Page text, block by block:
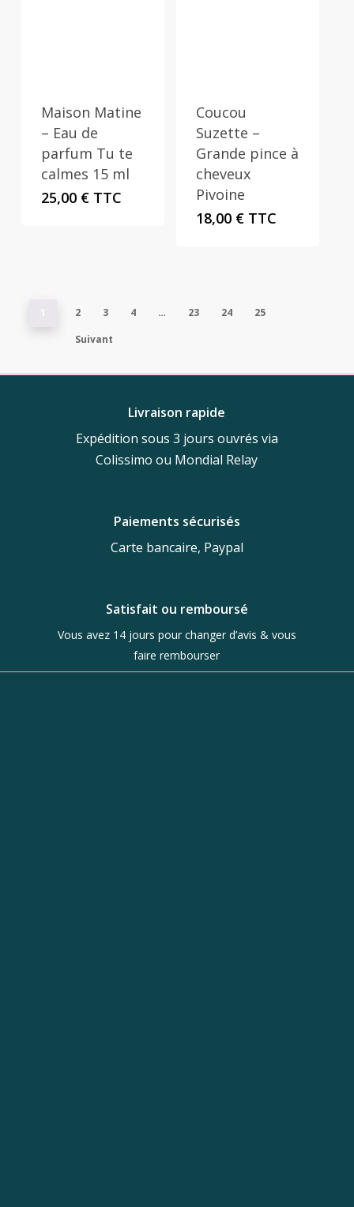
Maison Matine
– Eau de
parfum Tu te
calmes 15 ml
25,00 € TTC
Coucou
Suzette –
Grande pince à
cheveux
Pivoine
18,00 € TTC
1 2 3 4 … 23 24
25
Suivant
Livraison rapide
Expédition sous 3 jours ouvrés via
Colissimo ou Mondial Relay
Paiements sécurisés
Carte bancaire, Paypal
Satisfait ou remboursé
Vous avez 14 jours pour changer d’avis & vous
faire rembourser